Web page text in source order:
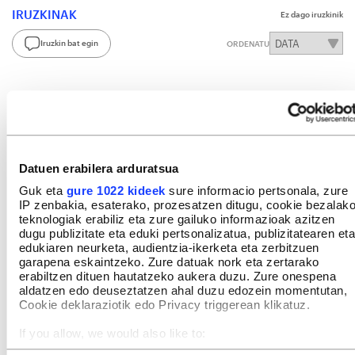
Datuen erabilera arduratsua
Guk eta gure 1022 kideek sure informacio pertsonala, zure
IP zenbakia, esaterako, prozesatzen ditugu, cookie bezalako
teknologiak erabiliz eta zure gailuko informazioak azitzen
dugu publizitate eta eduki pertsonalizatua, publizitatearen eta
edukiaren neurketa, audientzia-ikerketa eta zerbitzuen
garapena eskaintzeko. Zure datuak nork eta zertarako
erabiltzen dituen hautatzeko aukera duzu. Zure onespena
aldatzen edo deuseztatzen ahal duzu edozein momentutan,
Cookie deklaraziotik edo Privacy triggerean klikatuz.
If you allow, we would also like to:
Collect information about your geographical location
IRUZKINAK Ez dago iruzkinik
Iruzkin bat egin ORDENATU